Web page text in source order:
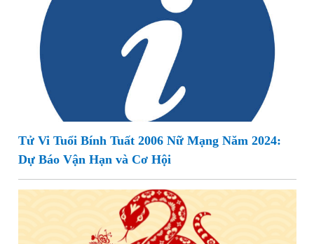
Tử Vi Tuổi Bính Tuất 2006 Nữ Mạng Năm 2024:
Dự Báo Vận Hạn và Cơ Hội